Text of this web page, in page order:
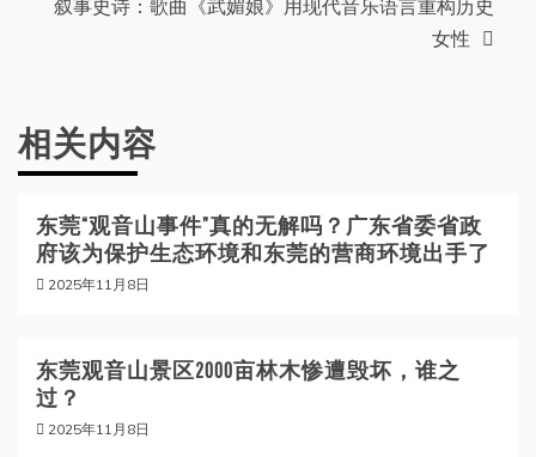
叙事史诗：歌曲《武媚娘》用现代音乐语言重构历史
女性
相关内容
东莞“观音山事件”真的无解吗？广东省委省政
府该为保护生态环境和东莞的营商环境出手了
2025年11月8日
东莞观音山景区2000亩林木惨遭毁坏，谁之
过？
2025年11月8日